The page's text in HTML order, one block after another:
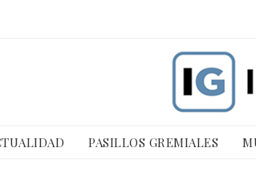
PASILLOS GREMIALES